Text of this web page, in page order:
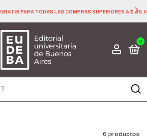
TODAS LAS COMPRAS SUPERIORES A $ 40.000 🚚
0
6 productos